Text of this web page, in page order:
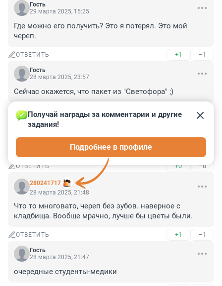
Гость
29 марта 2025, 15:25
Где можно его получить? Это я потерял. Это мой
череп.
ОТВЕТИТЬ +1 –1
Гость
28 марта 2025, 23:57
Сейчас окажется, что пакет из "Светофора" ;)
ОТВЕТИТЬ –0
Гость
ОТВЕТИТЬ +0 –0
280241717
Получай награды за комментарии и другие
задания!
Подробнее в профиле
28 марта 2025, 21:48
Что то многовато, череп без зубов. наверное с
кладбища. Вообще мрачно, лучше бы цветы были.
ОТВЕТИТЬ +1 –1
Гость
28 марта 2025, 21:47
очередные студенты-медики